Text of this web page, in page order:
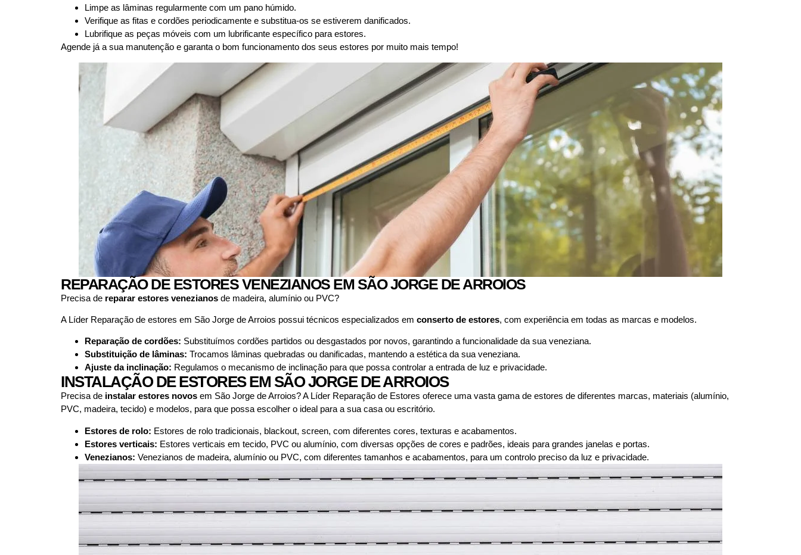
Limpe as lâminas regularmente com um pano húmido.
Verifique as fitas e cordões periodicamente e substitua-os se estiverem danificados.
Lubrifique as peças móveis com um lubrificante específico para estores.
Agende já a sua manutenção e garanta o bom funcionamento dos seus estores por muito mais tempo!
REPARAÇÃO DE ESTORES VENEZIANOS EM SÃO JORGE DE ARROIOS
Precisa de reparar estores venezianos de madeira, alumínio ou PVC?
A Líder Reparação de estores em São Jorge de Arroios possui técnicos especializados em conserto de estores, com experiência em todas as marcas e modelos.
Reparação de cordões: Substituímos cordões partidos ou desgastados por novos, garantindo a funcionalidade da sua veneziana.
Substituição de lâminas: Trocamos lâminas quebradas ou danificadas, mantendo a estética da sua veneziana.
Ajuste da inclinação: Regulamos o mecanismo de inclinação para que possa controlar a entrada de luz e privacidade.
INSTALAÇÃO DE ESTORES EM SÃO JORGE DE ARROIOS
Precisa de instalar estores novos em São Jorge de Arroios? A Líder Reparação de Estores oferece uma vasta gama de estores de diferentes marcas, materiais (alumínio,
PVC, madeira, tecido) e modelos, para que possa escolher o ideal para a sua casa ou escritório.
Estores de rolo: Estores de rolo tradicionais, blackout, screen, com diferentes cores, texturas e acabamentos.
Estores verticais: Estores verticais em tecido, PVC ou alumínio, com diversas opções de cores e padrões, ideais para grandes janelas e portas.
Venezianos: Venezianos de madeira, alumínio ou PVC, com diferentes tamanhos e acabamentos, para um controlo preciso da luz e privacidade.